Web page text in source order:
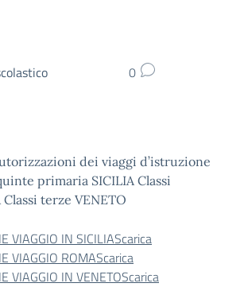
0
dei viaggi d’istruzione
primaria SICILIA Classi
terze VENETO
VIAGGIO IN SICILIAScarica
VIAGGIO ROMAScarica
VIAGGIO IN VENETOScarica